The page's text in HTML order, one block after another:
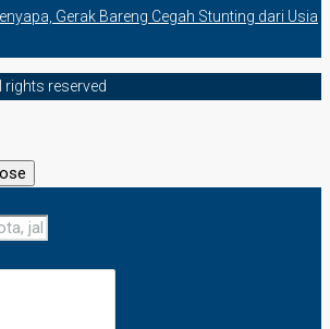
Gerak Bareng Cegah Stunting dari Usia
rights reserved